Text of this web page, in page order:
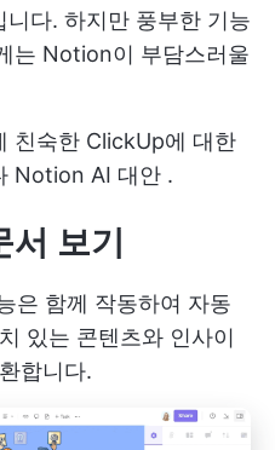
다. 하지만 풍부한 기능
는 Notion이 부담스러울
친숙한 ClickUp에 대한
Notion AI 대안 .
보기
은 함께 작동하여 자동
있는 콘텐츠와 인사이
합니다.